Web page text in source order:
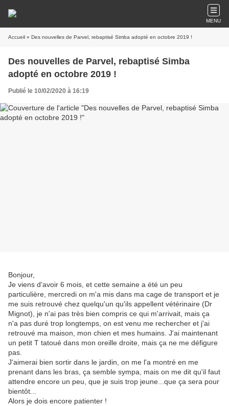
MENU
Accueil » Des nouvelles de Parvel, rebaptisé Simba adopté en octobre 2019 !
Des nouvelles de Parvel, rebaptisé Simba
adopté en octobre 2019 !
Publié le 10/02/2020 à 16:19
Bonjour,
Je viens d'avoir 6 mois, et cette semaine a été un peu
particulière, mercredi on m'a mis dans ma cage de transport et je
me suis retrouvé chez quelqu'un qu'ils appellent vétérinaire (Dr
Mignot), je n'ai pas très bien compris ce qui m'arrivait, mais ça
n'a pas duré trop longtemps, on est venu me rechercher et j'ai
retrouvé ma maison, mon chien et mes humains. J'ai maintenant
un petit T tatoué dans mon oreille droite, mais ça ne me défigure
pas.
J'aimerai bien sortir dans le jardin, on me l'a montré en me
prenant dans les bras, ça semble sympa, mais on me dit qu'il faut
attendre encore un peu, que je suis trop jeune...que ça sera pour
bientôt...
Alors je dois encore patienter !